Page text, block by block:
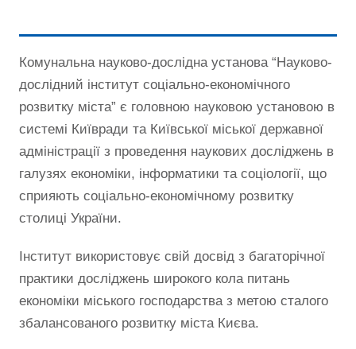
Комунальна науково-дослідна установа “Науково-
дослідний інститут соціально-економічного
розвитку міста” є головною науковою установою в
системі Київради та Київської міської державної
адміністрації з проведення наукових досліджень в
галузях економіки, інформатики та соціології, що
сприяють соціально-економічному розвитку
столиці України.
Інститут використовує свій досвід з багаторічної
практики досліджень широкого кола питань
економіки міського господарства з метою сталого
збалансованого розвитку міста Києва.